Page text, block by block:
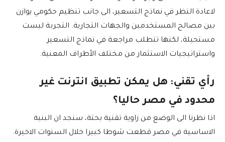
لاعادة النظر في نماذج التسعير، الى جانب تنظيم حكومي يوازن
بين مصالح المستخدمين والجهات التجارية. التجربة ليست
مستحيلة، لكنها تتطلب مراجعة في نماذج التسعير
واستراتيجيات الاستثمار من مختلف الأطراف المعنية.
رأي تقني: هل يمكن تطبيق انترنت غير
محدود في مصر حاليا؟
اذا نظرنا الى الوضع من زاوية تقنية بحتة، سنجد ان البنية
الاساسية في مصر قطعت شوطا كبيرا خلال السنوات الاخيرة.